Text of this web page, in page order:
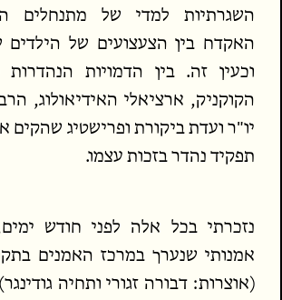
השגרתיות למדי של מתנחלים
האקדח בין הצעצועים של הילדים
וכעין זה. בין הדמויות הנהדרות
הקוקניק, ארציאלי האידיאולוג,
יו"ר ועדת ביקורת ופרישטיג שהקים
תפקיד נהדר בזכות עצמו.
נזכרתי בכל אלה לפני חודש
אמנותי שנערך במרכז האמנים
(אוצרות: דבורה זגורי ותחיה